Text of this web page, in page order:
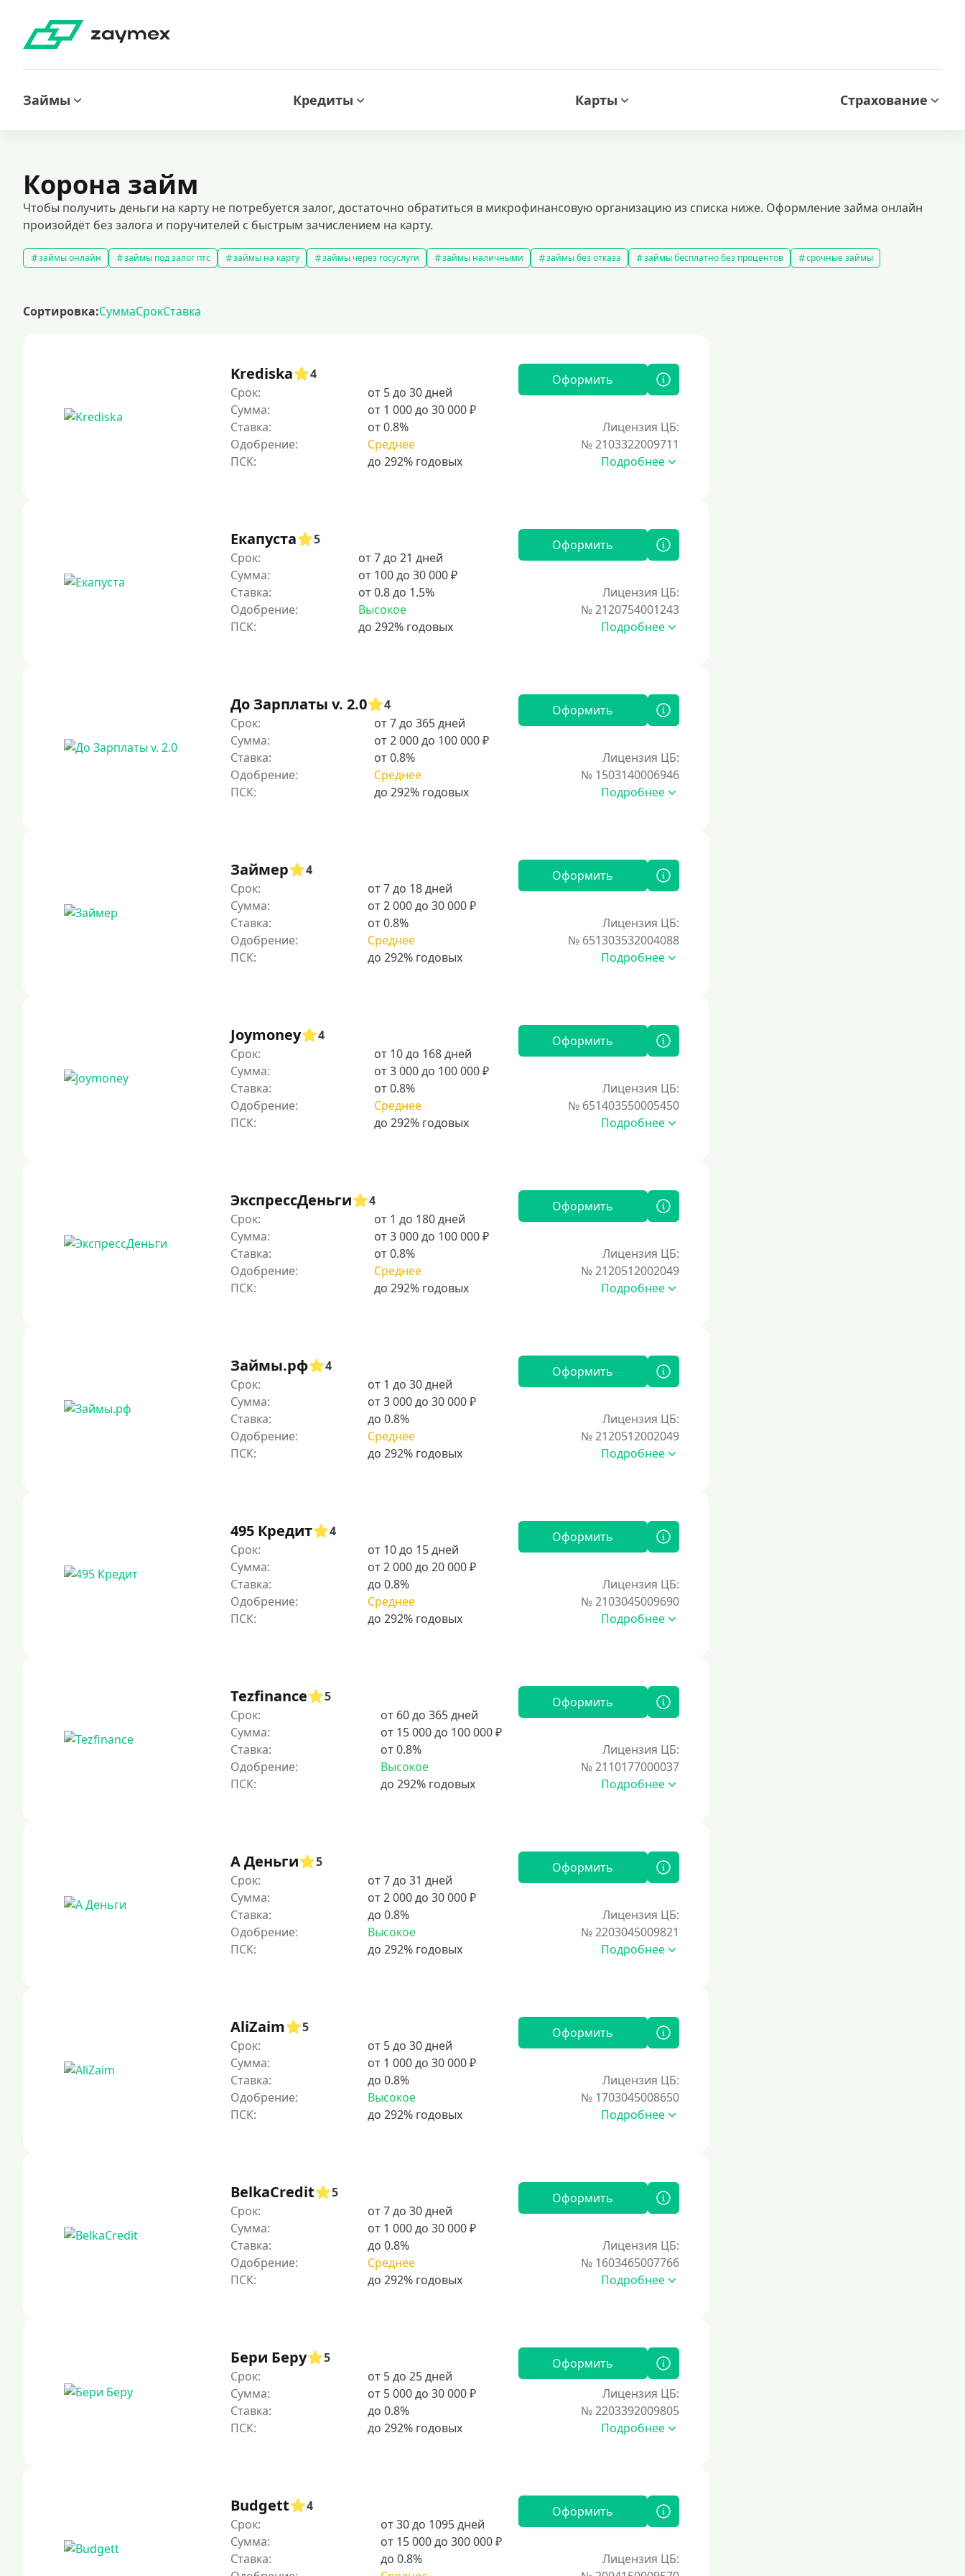
Займы Кредиты Карты Страхование
Корона займ
Чтобы получить деньги на карту не потребуется залог, достаточно обратиться в микрофинансовую организацию из списка ниже. Оформление займа онлайн
произойдёт без залога и поручителей с быстрым зачислением на карту.
займы онлайн займы под залог птс займы на карту займы через госуслуги займы наличными займы без отказа займы бесплатно без процентов
срочные займы
Сортировка:СуммаСрокСтавка
Krediska
4
Срок:
от 5 до 30 дней
Сумма:
от 1 000 до 30 000 ₽
Ставка:
от 0.8%
Одобрение:
Среднее
Оформить
Лицензия ЦБ:
№ 2103322009711
Подробнее
Екапуста
5
Срок:
от 7 до 21 дней
Сумма:
от 100 до 30 000 ₽
Ставка:
от 0.8 до 1.5%
Одобрение:
Высокое
Оформить
Лицензия ЦБ:
№ 2120754001243
Подробнее
До Зарплаты v. 2.0
4
Срок:
от 7 до 365 дней
Сумма:
от 2 000 до 100 000 ₽
Ставка:
от 0.8%
Одобрение:
Среднее
Оформить
Лицензия ЦБ:
№ 1503140006946
Подробнее
Займер
4
Срок:
от 7 до 18 дней
Сумма:
от 2 000 до 30 000 ₽
Ставка:
от 0.8%
Одобрение:
Среднее
Оформить
Лицензия ЦБ:
№ 651303532004088
Подробнее
Joymoney
4
Срок:
от 10 до 168 дней
Сумма:
от 3 000 до 100 000 ₽
Ставка:
от 0.8%
Одобрение:
Среднее
Оформить
Лицензия ЦБ:
№ 651403550005450
Подробнее
ЭкспрессДеньги
4
Срок:
от 1 до 180 дней
Сумма:
от 3 000 до 100 000 ₽
Ставка:
от 0.8%
Одобрение:
Среднее
Оформить
Лицензия ЦБ:
№ 2120512002049
Подробнее
Займы.рф
4
Срок:
от 1 до 30 дней
Сумма:
от 3 000 до 30 000 ₽
Ставка:
до 0.8%
Одобрение:
Среднее
Оформить
Лицензия ЦБ:
№ 2120512002049
Подробнее
495 Кредит
4
Срок:
от 10 до 15 дней
Сумма:
от 2 000 до 20 000 ₽
Ставка:
до 0.8%
Одобрение:
Среднее
Оформить
Лицензия ЦБ:
№ 2103045009690
Подробнее
Tezfinance
5
Срок:
от 60 до 365 дней
Сумма:
от 15 000 до 100 000 ₽
Ставка:
от 0.8%
Одобрение:
Высокое
Оформить
Лицензия ЦБ:
№ 2110177000037
Подробнее
А Деньги
5
Срок:
от 7 до 31 дней
Сумма:
от 2 000 до 30 000 ₽
Ставка:
до 0.8%
Одобрение:
Высокое
Оформить
Лицензия ЦБ:
№ 2203045009821
Подробнее
AliZaim
5
Срок:
от 5 до 30 дней
Сумма:
от 1 000 до 30 000 ₽
Ставка:
до 0.8%
Одобрение:
Высокое
Оформить
Лицензия ЦБ:
№ 1703045008650
Подробнее
BelkaCredit
5
Срок:
от 7 до 30 дней
Сумма:
от 1 000 до 30 000 ₽
Ставка:
до 0.8%
Одобрение:
Среднее
Оформить
Лицензия ЦБ:
№ 1603465007766
Подробнее
Бери Беру
5
Срок:
от 5 до 25 дней
Сумма:
от 5 000 до 30 000 ₽
Ставка:
до 0.8%
Оформить
Лицензия ЦБ:
№ 2203392009805
Подробнее
Budgett
4
Срок:
от 30 до 1095 дней
Сумма:
от 15 000 до 300 000 ₽
Ставка:
до 0.8%
Оформить
Лицензия ЦБ: